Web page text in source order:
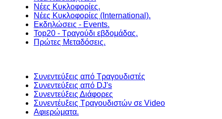
Νέες Κυκλοφορίες.
Νέες Κυκλοφορίες (International).
Εκδηλώσεις - Events.
Top20 - Τραγούδι εβδομάδας.
Πρώτες Μεταδόσεις.
Συνεντεύξεις από Τραγουδιστές
Συνεντεύξεις από DJ's
Συνεντεύξεις Διάφορες
Συνεντέυξεις Τραγουδιστών σε Video
Αφιερώματα.